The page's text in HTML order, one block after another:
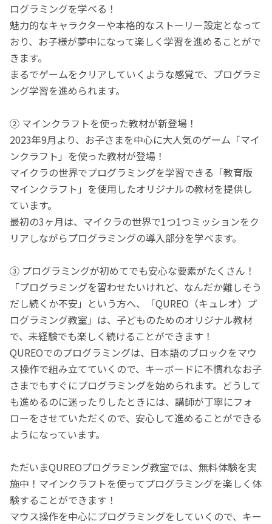
ログラミングを学べる！
魅力的なキャラクターや本格的なストーリー設定となって
おり、お子様が夢中になって楽しく学習を進めることがで
きます。
まるでゲームをクリアしていくような感覚で、プログラミ
ング学習を進められます。
② マインクラフトを使った教材が新登場！
2023年9月より、お子さまを中心に大人気のゲーム「マイ
ンクラフト」を使った教材が登場！
マイクラの世界でプログラミングを学習できる「教育版
マインクラフト」を使用したオリジナルの教材を提供し
ています。
最初の3ヶ月は、マイクラの世界で1つ1つミッションをク
リアしながらプログラミングの導入部分を学べます。
③ プログラミングが初めてでも安心な要素がたくさん！
「プログラミングを習わせたいけれど、なんだか難しそう
だし続くか不安」という方へ、「QUREO（キュレオ）プ
ログラミング教室」は、子どものためのオリジナル教材
で、未経験でも楽しく続けることができます！
QUREOでのプログラミングは、日本語のブロックをマウ
ス操作で組み立てていくので、キーボードに不慣れなお子
さまでもすぐにプログラミングを始められます。どうして
も進めるのに迷ったりしたときには、講師が丁寧にフォ
ローをさせていただくので、安心して進めることができる
ようになっています。
ただいまQUREOプログラミング教室では、無料体験を実
施中！マインクラフトを使ってプログラミングを楽しく体
験することができます！
マウス操作を中心にプログラミングをしていくので、キー